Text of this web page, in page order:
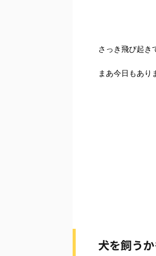
さっき飛び起き
まあ今日もあり
犬を飼う